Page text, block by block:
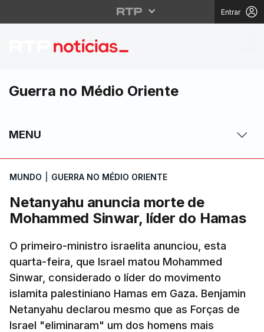
Entrar
Netanyahu anuncia
Guerra no Médio Oriente
MENU
MUNDO GUERRA NO MÉDIO ORIENTE
Netanyahu anuncia morte de
Mohammed Sinwar, líder do Hamas
O primeiro-ministro israelita anunciou, esta
quarta-feira, que Israel matou Mohammed
Sinwar, considerado o líder do movimento
islamita palestiniano Hamas em Gaza. Benjamin
Netanyahu declarou mesmo que as Forças de
Israel "eliminaram" um dos homens mais